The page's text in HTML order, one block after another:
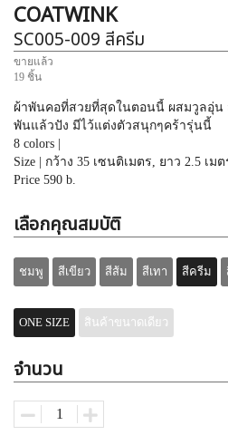
COATWINK
SC005-009 สีครีม
ขายแล้ว
19 ชิ้น
ผ้าพันคอที่สวยที่สุดในตอนนี้ ผสมวูลอุ่น
พันแล้วปัง มีไว้แต่งตัวสนุกๆคร้ารุ่นนี้
8 colors |
Size | กว้าง 35 เซนติเมตร, ยาว 2.5 เมต
Price 590 b.
เลือกคุณสมบัติ
ชมพู สีเขียว สีส้ม สีเทา สีครีม
ONE SIZE สินค้าขนาดเดียว
จำนวน